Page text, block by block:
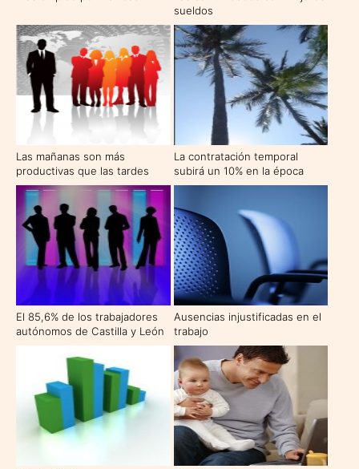
sueldos
Las mañanas son más
productivas que las tardes
La contratación temporal
subirá un 10% en la época
estival
El 85,6% de los trabajadores
autónomos de Castilla y León
no contratará ningún
empleado en 2010
Ausencias injustificadas en el
trabajo